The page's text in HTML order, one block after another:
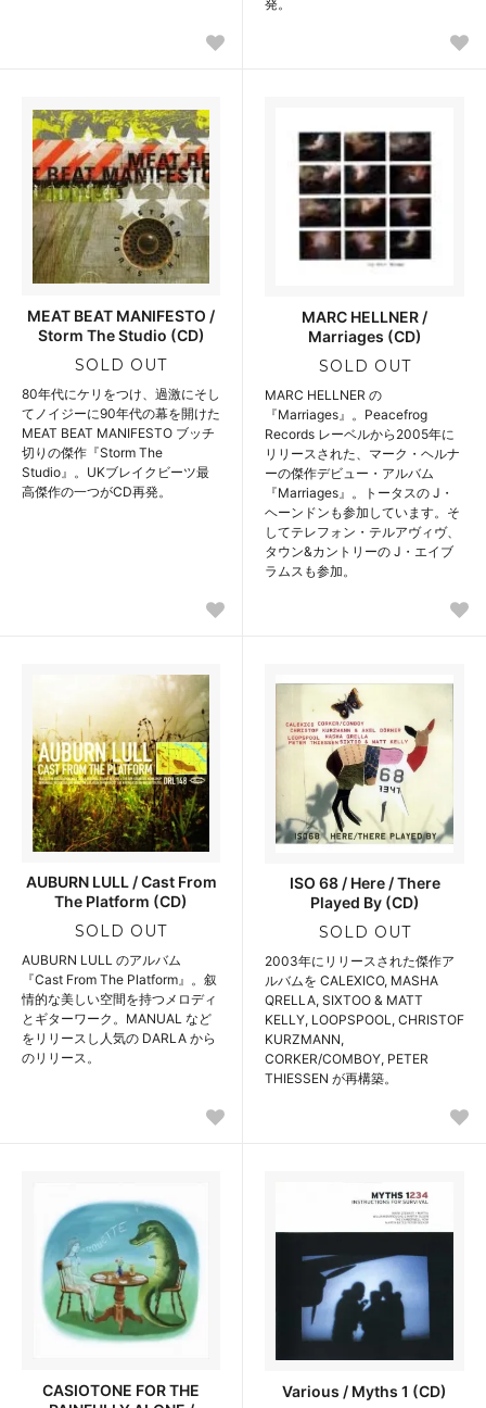
発。
MEAT BEAT MANIFESTO /
Storm The Studio (CD)
SOLD OUT
80年代にケリをつけ、過激にそし
てノイジーに90年代の幕を開けた
MEAT BEAT MANIFESTO ブッチ
切りの傑作『Storm The
Studio』。UKブレイクビーツ最
高傑作の一つがCD再発。
MARC HELLNER /
Marriages (CD)
SOLD OUT
MARC HELLNER の
『Marriages』。Peacefrog
Records レーベルから2005年に
リリースされた、マーク・ヘルナ
ーの傑作デビュー・アルバム
『Marriages』。トータスの J・
ヘーンドンも参加しています。そ
してテレフォン・テルアヴィヴ、
タウン&カントリーの J・エイブ
ラムスも参加。
AUBURN LULL / Cast From
The Platform (CD)
SOLD OUT
AUBURN LULL のアルバム
『Cast From The Platform』。叙
情的な美しい空間を持つメロディ
とギターワーク。MANUAL など
をリリースし人気の DARLA から
のリリース。
ISO 68 / Here / There
Played By (CD)
SOLD OUT
2003年にリリースされた傑作ア
ルバムを CALEXICO, MASHA
QRELLA, SIXTOO & MATT
KELLY, LOOPSPOOL, CHRISTOF
KURZMANN,
CORKER/COMBOY, PETER
THIESSEN が再構築。
CASIOTONE FOR THE
Various / Myths 1 (CD)